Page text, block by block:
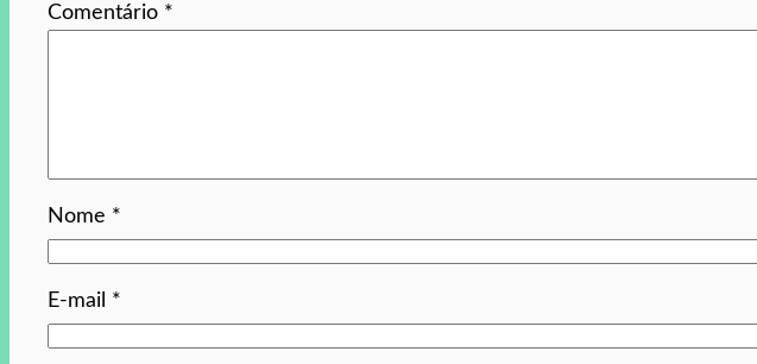
Comentário *
Nome *
E-mail *